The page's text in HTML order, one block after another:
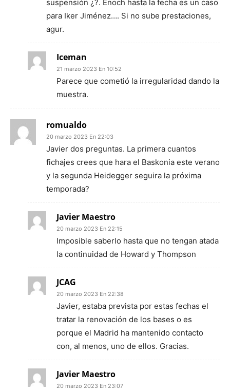
suspensión ¿?. Enoch hasta la fecha es un caso
para Iker Jiménez…. Si no sube prestaciones,
agur.
Iceman
21 marzo 2023 En 10:52
Parece que cometió la irregularidad dando la
muestra.
romualdo
20 marzo 2023 En 22:03
Javier dos preguntas. La primera cuantos
fichajes crees que hara el Baskonia este verano
y la segunda Heidegger seguira la próxima
temporada?
Javier Maestro
20 marzo 2023 En 22:15
Imposible saberlo hasta que no tengan atada
la continuidad de Howard y Thompson
JCAG
20 marzo 2023 En 22:38
Javier, estaba prevista por estas fechas el
tratar la renovación de los bases o es
porque el Madrid ha mantenido contacto
con, al menos, uno de ellos. Gracias.
Javier Maestro
20 marzo 2023 En 23:07